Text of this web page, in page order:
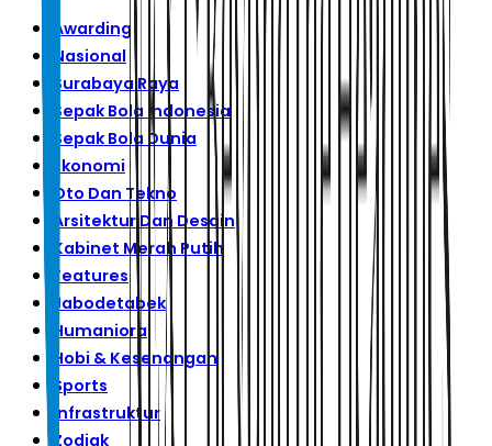
Awarding
Nasional
Surabaya Raya
Sepak Bola Indonesia
Sepak Bola Dunia
Ekonomi
Oto Dan Tekno
Arsitektur Dan Desain
Kabinet Merah Putih
Features
Jabodetabek
Humaniora
Hobi & Kesenangan
Sports
Infrastruktur
Zodiak